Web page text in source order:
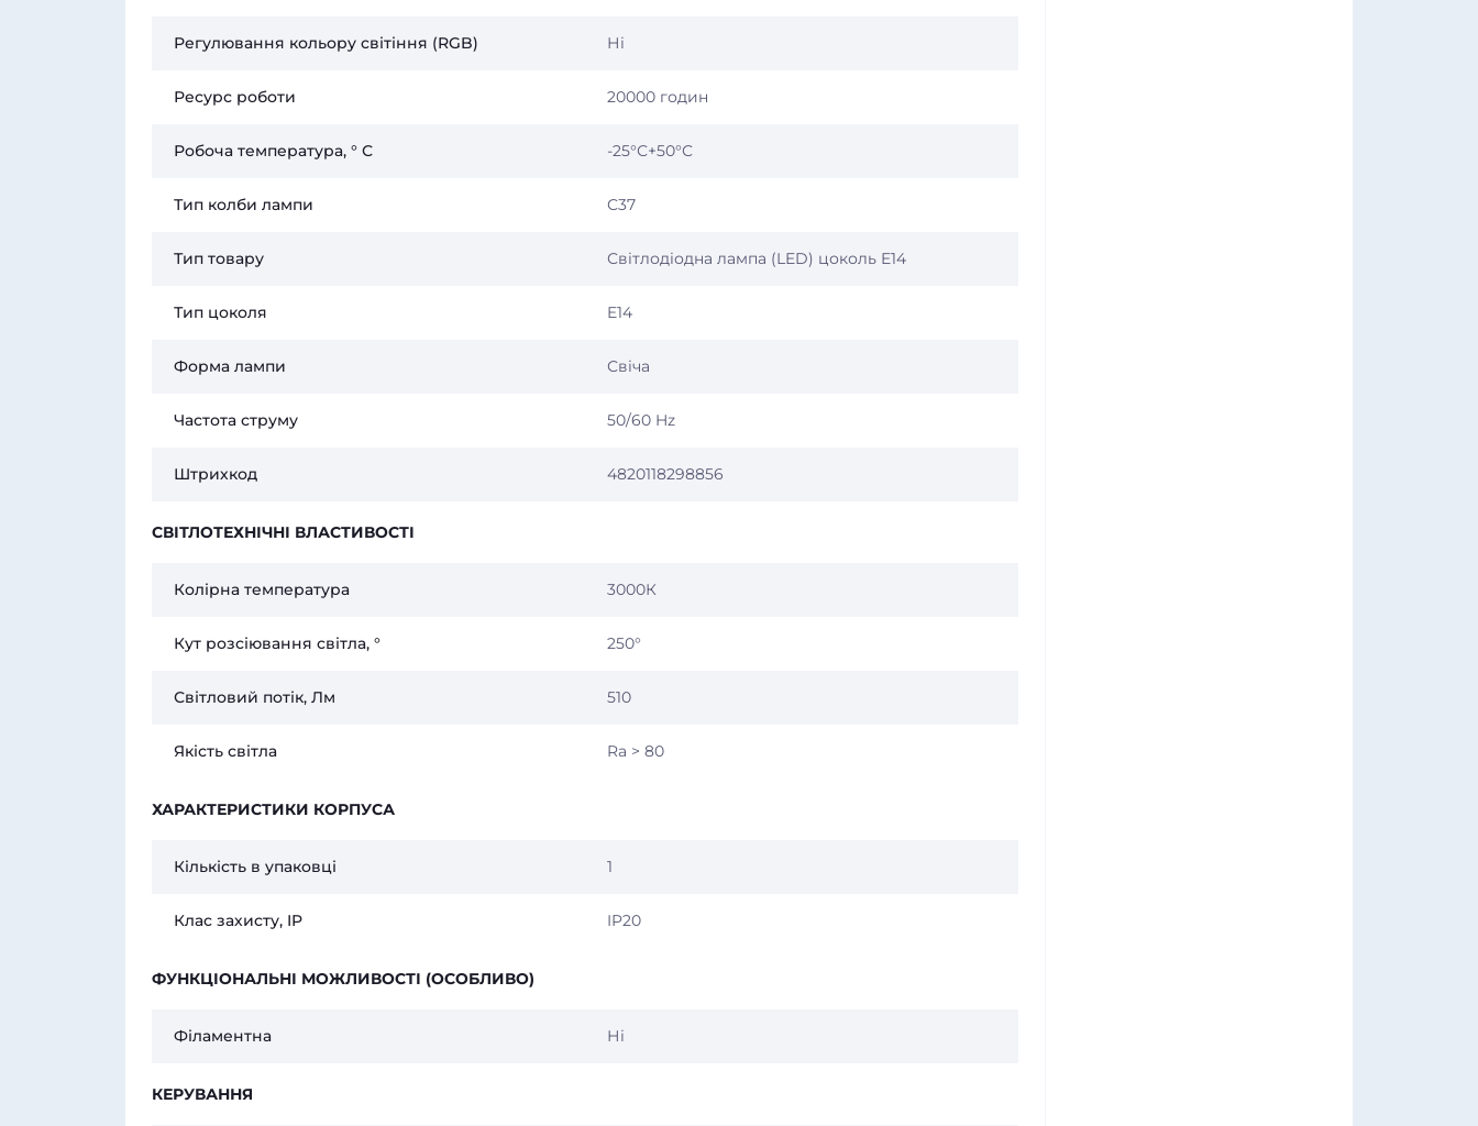
Регулювання кольору світіння (RGB) Ні
Ресурс роботи 20000 годин
Робоча температура, ° С -25°С+50°С
Тип колби лампи С37
Тип товару Світлодіодна лампа (LED) цоколь E14
Тип цоколя E14
Форма лампи Свіча
Частота струму 50/60 Hz
Штрихкод 4820118298856
СВІТЛОТЕХНІЧНІ ВЛАСТИВОСТІ
Колірна температура 3000К
Кут розсіювання світла, ° 250°
Світловий потік, Лм 510
Якість світла Ra > 80
ХАРАКТЕРИСТИКИ КОРПУСА
Кількість в упаковці 1
Клас захисту, IP IP20
ФУНКЦІОНАЛЬНІ МОЖЛИВОСТІ (ОСОБЛИВО)
Філаментна Ні
КЕРУВАННЯ